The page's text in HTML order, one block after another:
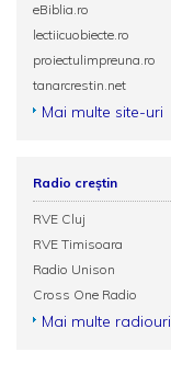
eBiblia.ro
lectiicuobiecte.ro
proiectulimpreuna.ro
tanarcrestin.net
Mai multe site-uri
Radio creștin
RVE Cluj
RVE Timisoara
Radio Unison
Cross One Radio
Mai multe radiouri